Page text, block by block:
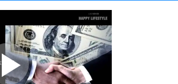
いっそのこと、他人を見ない。
いらいらしない人になる30の方法
プラス思考
ポジティブになれない原因は、行動しないから。
ポジティブ思考になる30の方法